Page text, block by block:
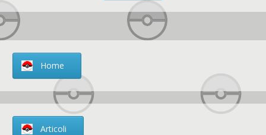
Home
Articoli